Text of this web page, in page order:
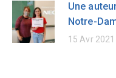
Une
Notre-
15 Avr 2021